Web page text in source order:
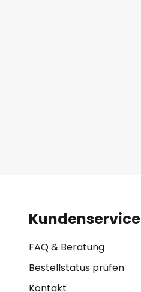
Kundenservice
FAQ & Beratung
Bestellstatus prüfen
Kontakt